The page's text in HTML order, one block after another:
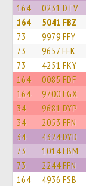
164 0231 DTV
164 5041 FBZ
73 9979 FFY
73 9657 FFK
73 4251 FKY
164 0085 FDF
164 9700 FGX
34 9681 DYP
34 2053 FFN
34 4324 DYD
73 1014 FBM
73 2244 FFN
164 4936 FSB